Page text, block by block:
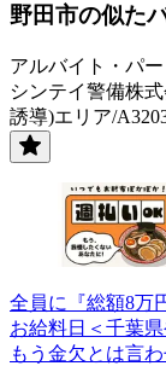
野田市の似た
アルバイト・パー
シンテイ警備株
誘導)エリア/
全員に『総額8万
お給料日＜千葉
もう金欠とは言